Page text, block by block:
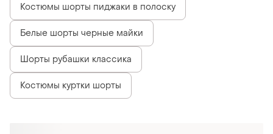
Костюмы шорты пиджаки в полоску
Белые шорты черные майки
Шорты рубашки классика
Костюмы куртки шорты